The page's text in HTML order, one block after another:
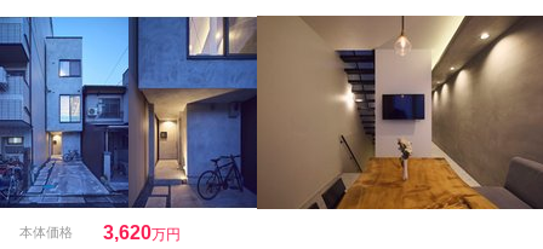
本体価格 3,620万円